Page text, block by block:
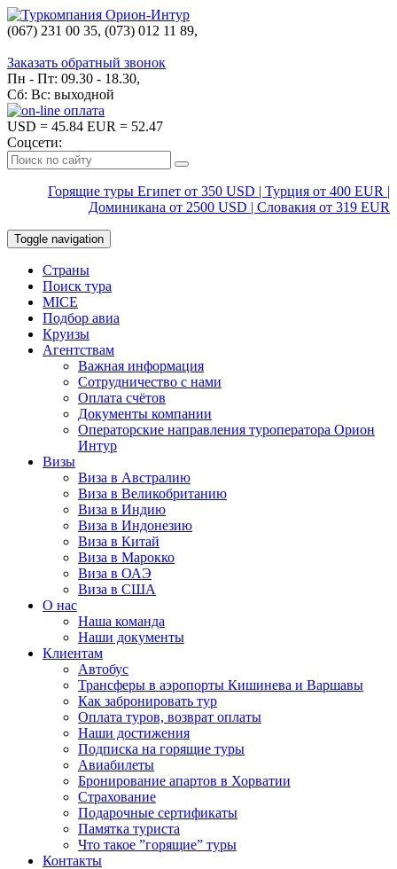
(067) 231 00 35, (073) 012 11 89,
Заказать обратный звонок
Пн - Пт: 09.30 - 18.30,
Сб: Вс: выходной
USD = 45.84 EUR = 52.47
Соцсети:
Горящие туры Египет от 350 USD | Турция от 400 EUR |
Доминикана от 2500 USD | Словакия от 319 EUR
Toggle navigation
Страны
Поиск тура
MICE
Подбор авиа
Круизы
Агентствам
Важная информация
Сотрудничество с нами
Оплата счётов
Документы компании
Операторские направления туроператора Орион
Интур
Визы
Виза в Австралию
Виза в Великобританию
Виза в Индию
Виза в Индонезию
Виза в Китай
Виза в Марокко
Виза в ОАЭ
Виза в США
О нас
Наша команда
Наши документы
Клиентам
Автобус
Трансферы в аэропорты Кишинева и Варшавы
Как забронировать тур
Оплата туров, возврат оплаты
Наши достижения
Подписка на горящие туры
Авиабилеты
Бронирование апартов в Хорватии
Страхование
Подарочные сертификаты
Памятка туриста
Что такое ”горящие” туры
Контакты